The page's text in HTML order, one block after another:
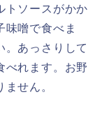
トソースがかか
味噌で食べま
。あっさりして
べれます。お野
せん。